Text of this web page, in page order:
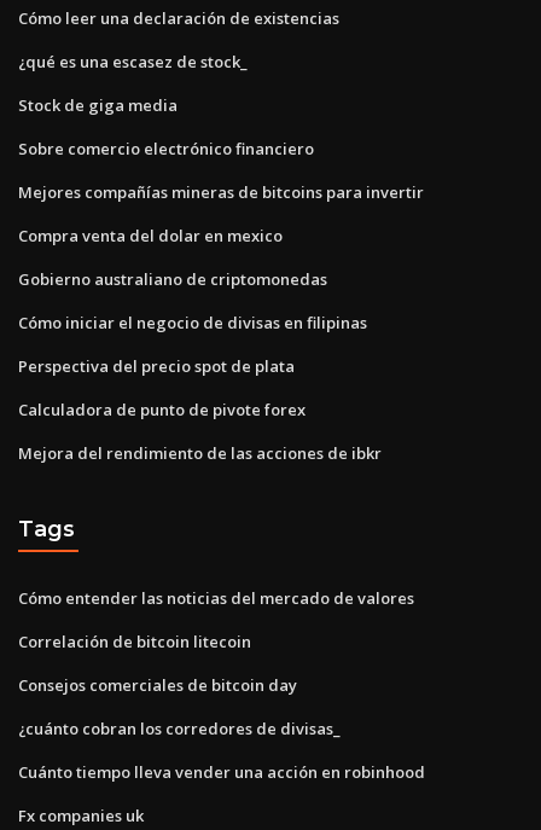
Cómo leer una declaración de existencias
¿qué es una escasez de stock_
Stock de giga media
Sobre comercio electrónico financiero
Mejores compañías mineras de bitcoins para invertir
Compra venta del dolar en mexico
Gobierno australiano de criptomonedas
Cómo iniciar el negocio de divisas en filipinas
Perspectiva del precio spot de plata
Calculadora de punto de pivote forex
Mejora del rendimiento de las acciones de ibkr
Tags
Cómo entender las noticias del mercado de valores
Correlación de bitcoin litecoin
Consejos comerciales de bitcoin day
¿cuánto cobran los corredores de divisas_
Cuánto tiempo lleva vender una acción en robinhood
Fx companies uk